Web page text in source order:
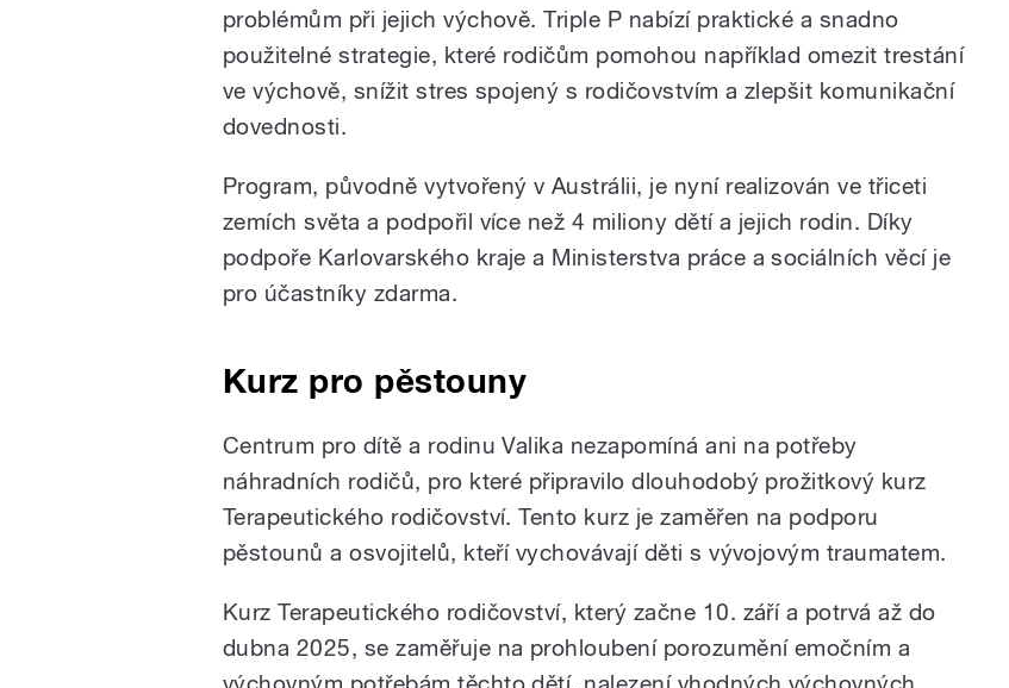
problémům při jejich výchově. Triple P nabízí praktické a snadno
použitelné strategie, které rodičům pomohou například omezit trestání
ve výchově, snížit stres spojený s rodičovstvím a zlepšit komunikační
dovednosti.
Program, původně vytvořený v Austrálii, je nyní realizován ve třiceti
zemích světa a podpořil více než 4 miliony dětí a jejich rodin. Díky
podpoře Karlovarského kraje a Ministerstva práce a sociálních věcí je
pro účastníky zdarma.
Kurz pro pěstouny
Centrum pro dítě a rodinu Valika nezapomíná ani na potřeby
náhradních rodičů, pro které připravilo dlouhodobý prožitkový kurz
Terapeutického rodičovství. Tento kurz je zaměřen na podporu
pěstounů a osvojitelů, kteří vychovávají děti s vývojovým traumatem.
Kurz Terapeutického rodičovství, který začne 10. září a potrvá až do
dubna 2025, se zaměřuje na prohloubení porozumění emočním a